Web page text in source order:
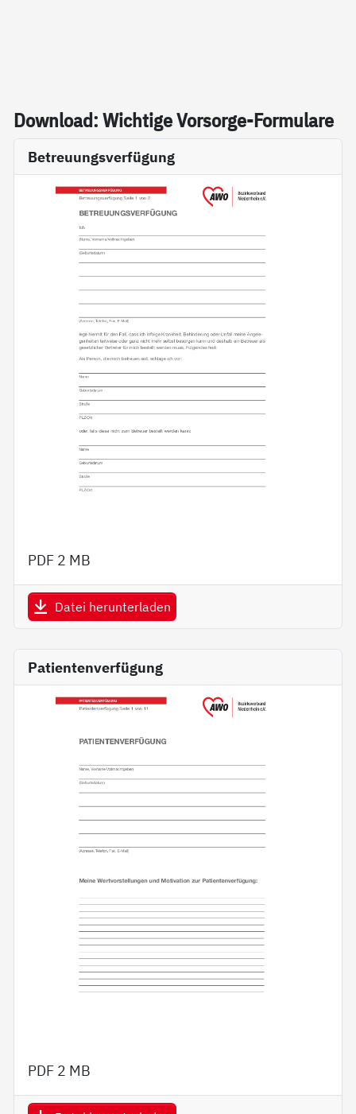
Down­load: Wich­ti­ge Vor­sor­ge-For­mu­la­re
Betreuungsverfügung
PDF 2 MB
Datei herunterladen
Patientenverfügung
PDF 2 MB